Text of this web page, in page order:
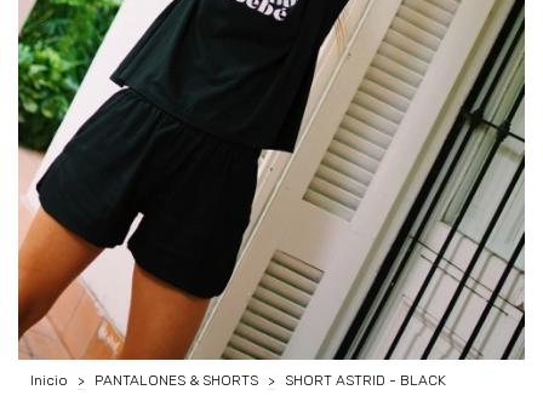
Inicio > PANTALONES & SHORTS > SHORT ASTRID - BLACK